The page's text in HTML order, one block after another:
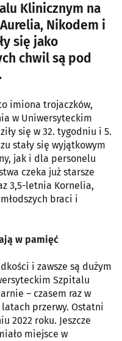
Klinicznym na
Nikodem i
się jako
chwil są pod
imiona trojaczków,
w Uniwersyteckim
się w 32. tygodniu i 5.
stały się wyjątkowym
jak i dla personelu
czeka już starsze
3,5-letnia Kornelia,
braci i
w pamięć
i zawsze są dużym
Szpitalu
– czasem raz w
przerwy. Ostatni
2022 roku. Jeszcze
miejsce w